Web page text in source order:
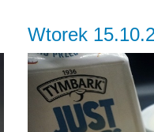
Wtorek
Previous